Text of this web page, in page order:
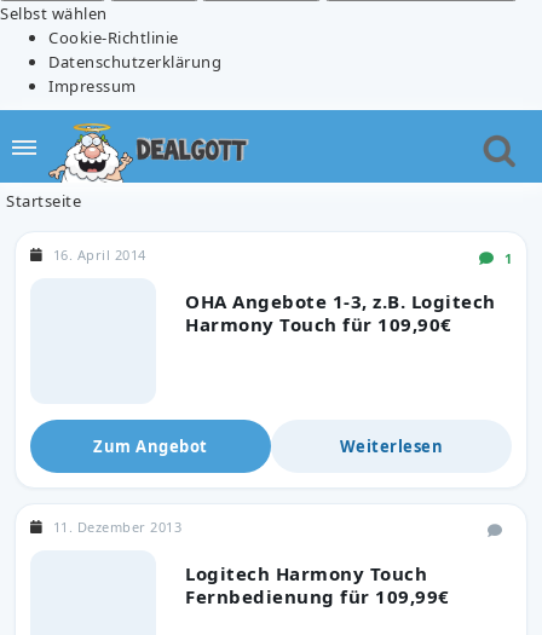
Selbst wählen
Cookie-Richtlinie
Datenschutzerklärung
Impressum
Startseite
OHA Angebote 1-3, z.B. Logitech
Harmony Touch für 109,90€
16. April 2014 1
Zum Angebot Weiterlesen
Logitech Harmony Touch
Fernbedienung für 109,99€
11. Dezember 2013